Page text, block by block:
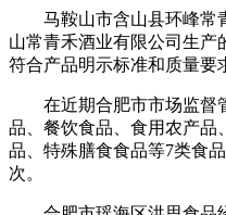
马鞍山市含山县环峰常
山常青禾酒业有限公司生产
符合产品明示标准和质量要
在近期合肥市市场监督
品、餐饮食品、食用农产品
品、特殊膳食食品等7类食
次。